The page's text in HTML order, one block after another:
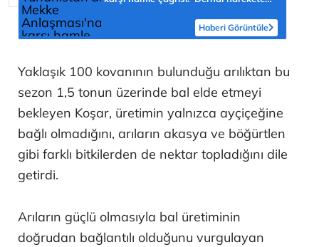
Haberi Görüntüle
Yaklaşık 100 kovanının bulunduğu arılıktan bu
sezon 1,5 tonun üzerinde bal elde etmeyi
bekleyen Koşar, üretimin yalnızca ayçiçeğine
bağlı olmadığını, arıların akasya ve böğürtlen
gibi farklı bitkilerden de nektar topladığını dile
getirdi.
Arıların güçlü olmasıyla bal üretiminin
doğrudan bağlantılı olduğunu vurgulayan